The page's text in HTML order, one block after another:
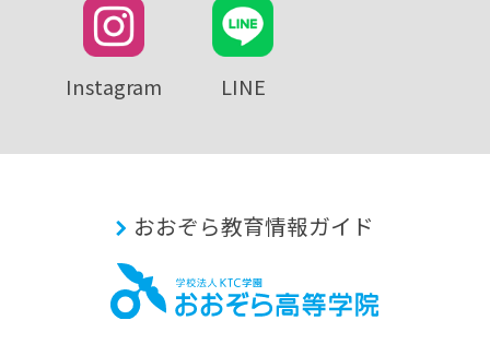
Instagram LINE
おおぞら教育情報ガイド